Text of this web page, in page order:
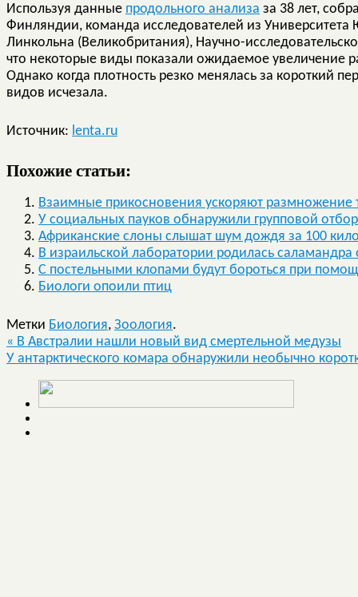
Используя данные продольного анализа за 38 лет,
Финляндии, команда исследователей из
Линкольна (Великобритания), Научно-
что некоторые виды показали ожидаемое увеличение
Однако когда плотность резко менялась за короткий
видов исчезала.
Источник: lenta.ru
Похожие статьи:
Взаимные прикосновения ускоряют размножение
У социальных пауков обнаружили групповой отбор
Африканские слоны слышат шум дождя за 100
В израильской лаборатории родилась
С постельными клопами будут бороться при
Биологи опоили птиц
Метки Биология, Зоология.
« В Австралии нашли новый вид смертельной медузы
У антарктического комара обнаружили необычно